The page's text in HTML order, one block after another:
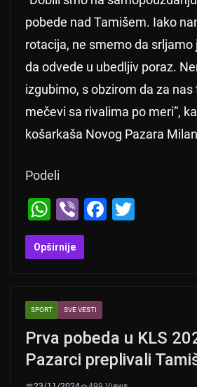
pobede nad Tamišem. Iako
rotacija, ne smemo da srljamo
da odvede u ubedljiv poraz.
izgubimo, s obzirom da za nas
mečevi sa rivalima po meri”,
košarkaša Novog Pazara
Podeli
W
h
at
A
p
p
Vi
b
er
F
o
k
Opširnije
SPORT SVE VESTI
Prva pobeda u KLS
Pazarci preplivali